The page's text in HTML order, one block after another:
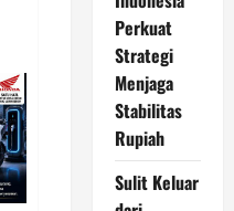
Perkuat
Strategi
Menjaga
Stabilitas
Rupiah
Sulit Keluar